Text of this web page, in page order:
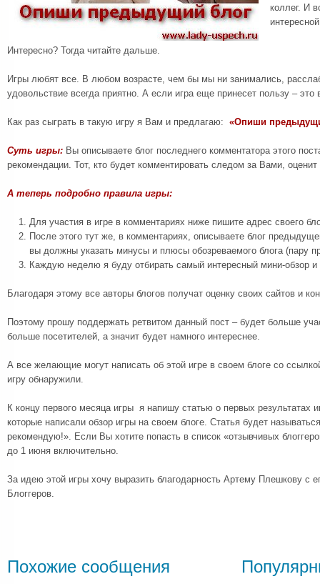
коллег. И
Интересно? Тогда читайте дальше.
Игры любят все. В любом возрасте, чем бы мы ни занимались,
удовольствие всегда приятно. А если игра еще принесет пользу – это
Как раз сыграть в такую игру я Вам и предлагаю: «Опиши
Суть игры: Вы описываете блог последнего комментатора этого
рекомендации. Тот, кто будет комментировать следом за Вами,
А теперь подробно правила игры:
Для участия в игре в комментариях ниже пишите адрес своего
После этого тут же, в комментариях, описываете блог
вы должны указать минусы и плюсы обозреваемого блога (пару
Каждую неделю я буду отбирать самый интересный мини-обзор и
Благодаря этому все авторы блогов получат оценку своих сайтов и
Поэтому прошу поддержать ретвитом данный пост – будет больше
больше посетителей, а значит будет намного интереснее.
А все желающие могут написать об этой игре в своем блоге со
игру обнаружили.
К концу первого месяца игры я напишу статью о первых результатах
которые написали обзор игры на своем блоге. Статья будет
рекомендую!». Если Вы хотите попасть в список «отзывчивых
до 1 июня включительно.
За идею этой игры хочу выразить благодарность Артему Плешкову с
Блоггеров.
Похожие сообщения